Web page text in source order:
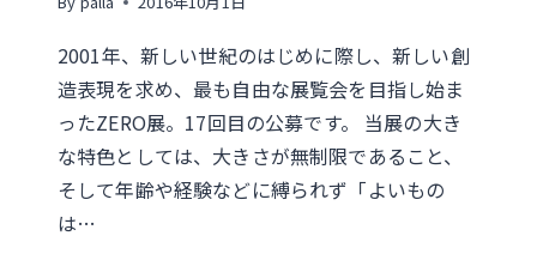
2001年、新しい世紀のはじめに際し、新しい創
造表現を求め、最も自由な展覧会を目指し始ま
ったZERO展。17回目の公募です。 当展の大き
な特色としては、大きさが無制限であること、
そして年齢や経験などに縛られず「よいもの
は…